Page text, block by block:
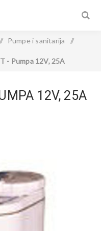
/ Pumpe i sanitarija /
- Pumpa 12V, 25A
12V, 25A